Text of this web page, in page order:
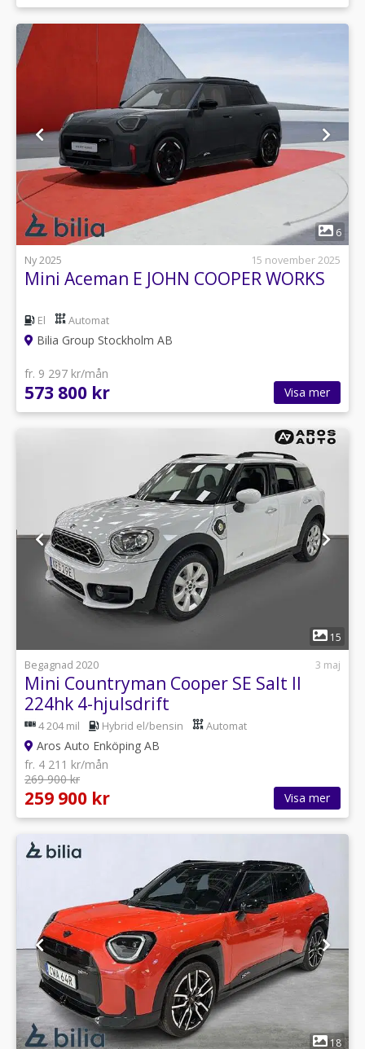
6
Ny 2025
15 november 2025
Mini Aceman E JOHN COOPER WORKS
El Automat
Bilia Group Stockholm AB
fr. 9 297 kr/mån
573 800 kr Visa mer
15
Begagnad 2020
3 maj
Mini Countryman Cooper SE Salt II
224hk 4-hjulsdrift
4 204 mil Hybrid el/bensin Automat
Aros Auto Enköping AB
fr. 4 211 kr/mån
269 900 kr
259 900 kr Visa mer
1 18